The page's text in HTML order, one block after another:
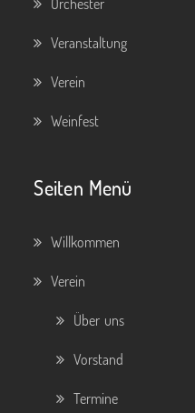
Veranstaltung
Verein
Weinfest
Seiten Menü
Willkommen
Verein
Über uns
Vorstand
Termine